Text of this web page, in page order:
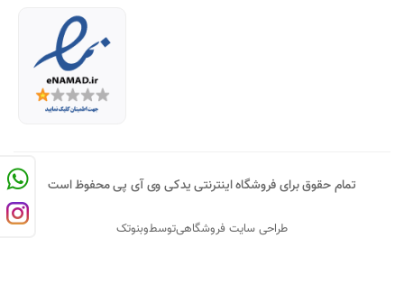
تمام حقوق برای فروشگاه اینترنتی یدکی وی آی پی محفوظ است
طراحی سایت فروشگاهیتوسطوبنوتک